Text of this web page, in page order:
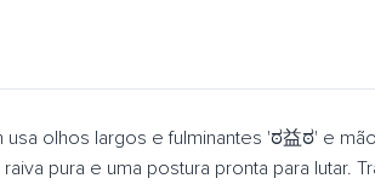
usa olhos largos e fulminantes 'ಠ益ಠ' e
pura e uma postura pronta para lutar.